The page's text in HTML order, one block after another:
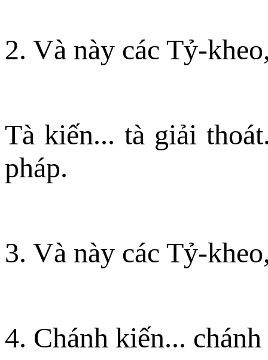
2. Và này các Tỷ-
Tà kiến... tà giải
pháp.
3. Và này các Tỷ-
4. Chánh kiến...